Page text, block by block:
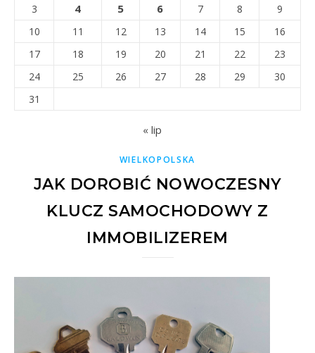
3
4 5 6 7 8
9
10
11 12 13 14 15
16
17
18 19 20 21 22
23
24
25 26 27 28 29
30
31
« lip
WIELKOPOLSKA
JAK DOROBIĆ NOWOCZESNY
KLUCZ SAMOCHODOWY Z
IMMOBILIZEREM